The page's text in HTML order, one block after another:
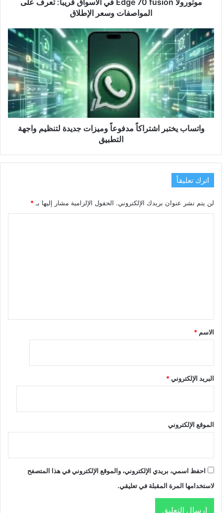
موتورولا Edge 70 fusion في الأسواق قريباً: تعرف على
المواصفات وسعر الإطلاق
واتساب
يختبر
اشتراكاً
مدفوعاً
وميزات
جديدة
لتنظيم
واجهة
التطبيق
واتساب يختبر اشتراكاً مدفوعاً وميزات جديدة لتنظيم واجهة
التطبيق
اترك تعليقاً
لن يتم نشر عنوان بريدك الإلكتروني. الحقول الإلزامية مشار إليها بـ *
الاسم *
البريد الإلكتروني*
الموقع الإلكتروني
احفظ اسمي، بريدي الإلكتروني، والموقع الإلكتروني في هذا المتصفح
لاستخدامها المرة المقبلة في تعليقي.